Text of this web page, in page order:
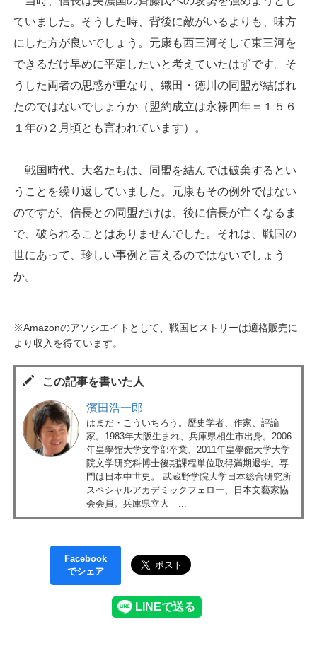
ていました。そうした時、背後に敵がいるよりも、味方
にした方が良いでしょう。元康も西三河そして東三河を
できるだけ早めに平定したいと考えていたはずです。そ
うした両者の思惑が重なり、織田・徳川の同盟が結ばれ
たのではないでしょうか（盟約成立は永禄四年＝１５６
１年の２月頃とも言われています）。
戦国時代、大名たちは、同盟を結んでは破棄するとい
うことを繰り返していました。元康もその例外ではない
のですが、信長との同盟だけは、後に信長が亡くなるま
で、破られることはありませんでした。それは、戦国の
世にあって、珍しい事例と言えるのではないでしょう
か。
※Amazonのアソシエイトとして、戦国ヒストリーは適格販売に
より収入を得ています。
この記事を書いた人
濱田浩一郎
はまだ・こういちろう。歴史学者、作家、評論
家。1983年大阪生まれ、兵庫県相生市出身。2006
年皇學館大学文学部卒業、2011年皇學館大学大学
院文学研究科博士後期課程単位取得満期退学。専
門は日本中世史。 武蔵野学院大学日本総合研究所
スペシャルアカデミックフェロー、日本文藝家協
会会員。兵庫県立大 ...
Facebook
でシェア